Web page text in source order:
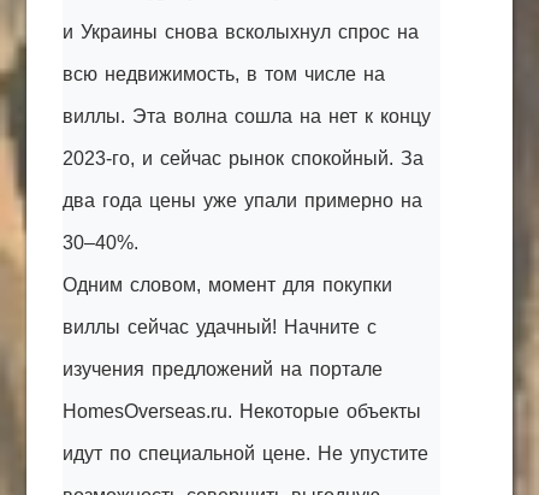
и Украины снова всколыхнул спрос на
всю недвижимость, в том числе на
виллы. Эта волна сошла на нет к концу
2023-го, и сейчас рынок спокойный. За
два года цены уже упали примерно на
30–40%.
Одним словом, момент для покупки
виллы сейчас удачный! Начните с
изучения предложений на портале
HomesOverseas.ru. Некоторые объекты
идут по специальной цене. Не упустите